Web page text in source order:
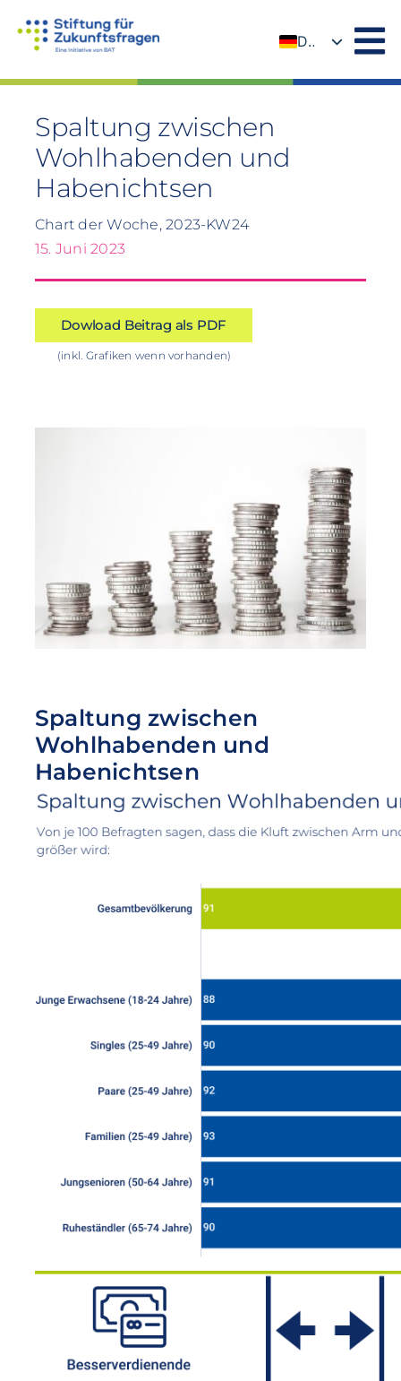
Inhalt
DE
Spaltung zwischen
Wohlhabenden und
Habenichtsen
Chart der Woche, 2023-KW24
15. Juni 2023
Dowload Beitrag als PDF
(inkl. Grafiken wenn vorhanden)
Spaltung zwischen
Wohlhabenden und
Habenichtsen